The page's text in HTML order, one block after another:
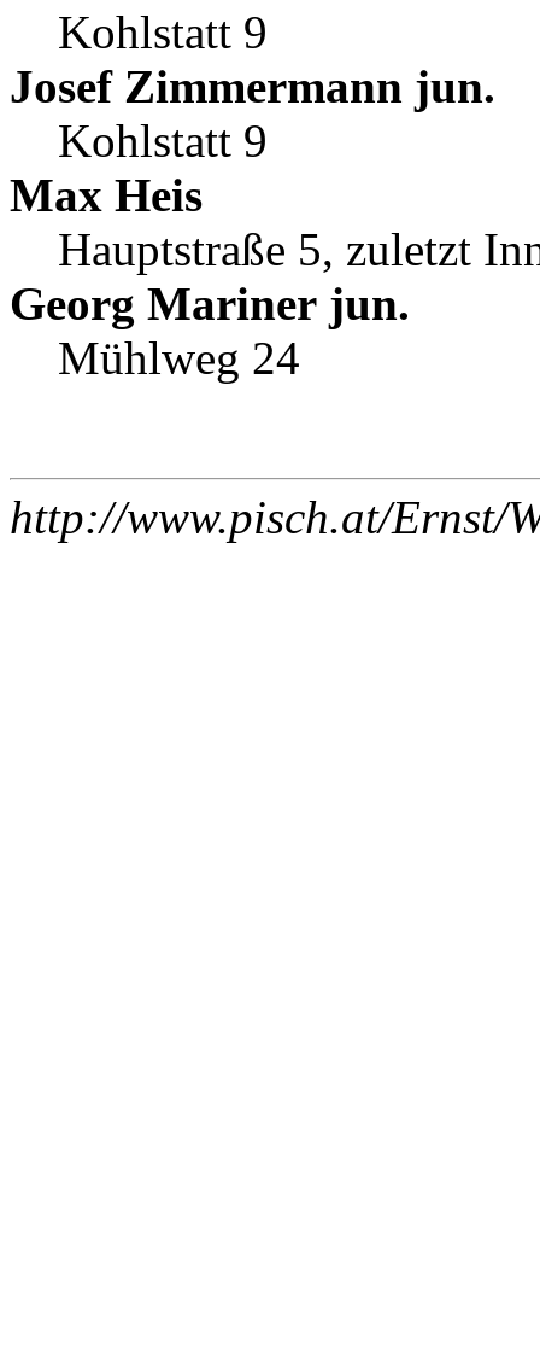
Kohlstatt 9
Josef Zimmermann jun.
Kohlstatt 9
Max Heis
Hauptstraße 5, zuletzt
Georg Mariner jun.
Mühlweg 24
http://www.pisch.at/Ernst/